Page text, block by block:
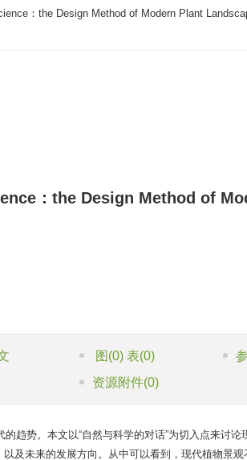
：the Design Method of Modern Plant
：the Design Method of
图 (0) 表(0)
资源附件(0)
趋势。本文以“自然与科学的对话”为切入点来讨论
及未来的发展方向。从中可以看到，现代植物景